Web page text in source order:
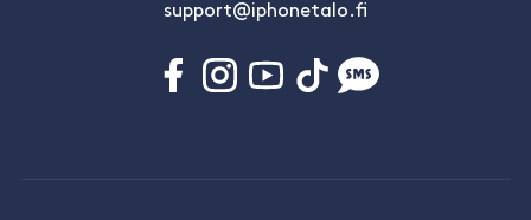
support@iphonetalo.fi